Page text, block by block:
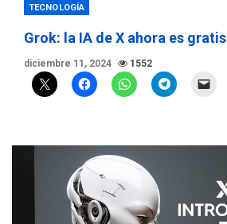
TECNOLOGÍA
Grok: la IA de X ahora es gratis
diciembre 11, 2024 1552